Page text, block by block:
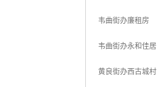
韦曲街办廉租房
韦曲街办永和佳居
黄良街办西古城村